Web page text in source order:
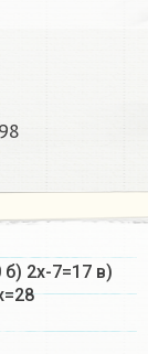
2х-7=17 в)